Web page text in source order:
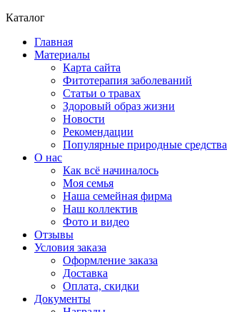
Каталог
Главная
Материалы
Карта сайта
Фитотерапия заболеваний
Статьи о травах
Здоровый образ жизни
Новости
Рекомендации
Популярные природные средства
О нас
Как всё начиналось
Моя семья
Наша семейная фирма
Наш коллектив
Фото и видео
Отзывы
Условия заказа
Оформление заказа
Доставка
Оплата, скидки
Документы